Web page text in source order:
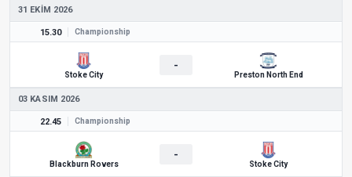
31 EKIM 2026
15.30 Championship
Stoke City
-
Preston North End
03 KASIM 2026
22.45 Championship
Blackburn Rovers
-
Stoke City